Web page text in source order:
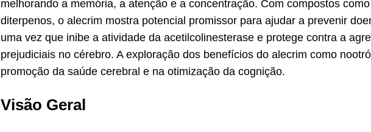
melhorando a memória, a atenção e a concentração. Com compostos
diterpenos, o alecrim mostra potencial promissor para ajudar a prevenir
uma vez que inibe a atividade da acetilcolinesterase e protege contra a
prejudiciais no cérebro. A exploração dos benefícios do alecrim como
promoção da saúde cerebral e na otimização da cognição.
Visão Geral